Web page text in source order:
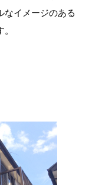
なイメージのある